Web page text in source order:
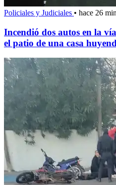
Policiales y Judiciales • hace 26
Incendió dos autos en la
el patio de una casa